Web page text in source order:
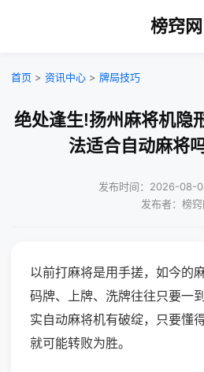
榜窍网
首页 > 资讯中心 > 牌局技巧
绝处逢生!扬州麻将机隐
法适合自动麻将
发布时间：2026-08-
发布者：榜窍
以前打麻将是用手搓，如今的
码牌、上牌、洗牌往往只要一
实自动麻将机有破绽，只要懂
就可能转败为胜。